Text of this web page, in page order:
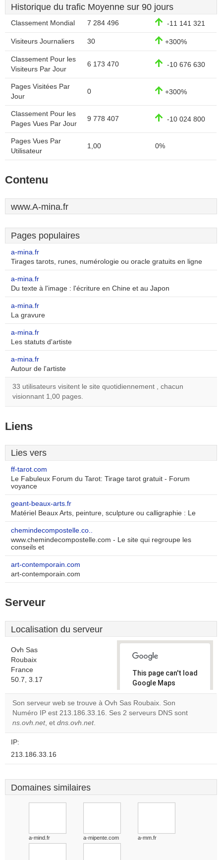
Historique du trafic Moyenne sur 90 jours
Classement Mondial 7 284 496 -11 141 321
Visiteurs Journaliers 30 +300%
Classement Pour les
Visiteurs Par Jour
6 173 470 -10 676 630
Pages Visitées Par
Jour
0 +300%
Classement Pour les
Pages Vues Par Jour
9 778 407 -10 024 800
Pages Vues Par
Utilisateur
1,00 0%
Contenu
www.A-mina.fr
Pages populaires
a-mina.fr
Tirages tarots, runes, numérologie ou oracle gratuits en ligne
a-mina.fr
Du texte à l'image : l'écriture en Chine et au Japon
a-mina.fr
La gravure
a-mina.fr
Les statuts d'artiste
a-mina.fr
Autour de l'artiste
33 utilisateurs visitent le site quotidiennement , chacun
visionnant 1,00 pages.
Liens
Lies vers
ff-tarot.com
Le Fabuleux Forum du Tarot: Tirage tarot gratuit - Forum
voyance
geant-beaux-arts.fr
Matériel Beaux Arts, peinture, sculpture ou calligraphie : Le
chemindecompostelle.co..
www.chemindecompostelle.com - Le site qui regroupe les
conseils et
art-contemporain.com
art-contemporain.com
Serveur
Localisation du serveur
Ovh Sas
Roubaix
France
50.7, 3.17
This page can't load
Google Maps
correctly.
Do you
Son serveur web se trouve à Ovh Sas Roubaix. Son
Numéro IP est 213.186.33.16. Ses 2 serveurs DNS sont
ns.ovh.net, et dns.ovh.net.
IP:
213.186.33.16
Domaines similaires
a-mind.fr a-mipente.com a-mm.fr